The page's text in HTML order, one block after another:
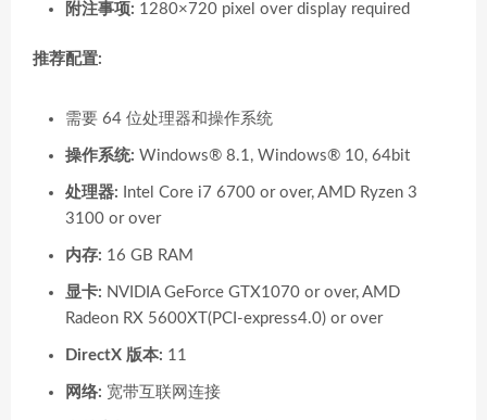
附注事项: 1280×720 pixel over display required
推荐配置:
需要 64 位处理器和操作系统
操作系统: Windows® 8.1, Windows® 10, 64bit
处理器: Intel Core i7 6700 or over, AMD Ryzen 3
3100 or over
内存: 16 GB RAM
显卡: NVIDIA GeForce GTX1070 or over, AMD
Radeon RX 5600XT(PCI-express4.0) or over
DirectX 版本: 11
网络: 宽带互联网连接